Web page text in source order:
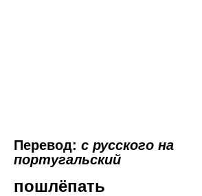
Перевод: с русского на
португальский
пошлёпать